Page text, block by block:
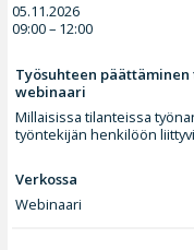
05.11.2026
09:00 – 12:00
Työsuhteen
webinaari
Millaisissa tilanteissa
työntekijän henkilöön
Verkossa
Webinaari